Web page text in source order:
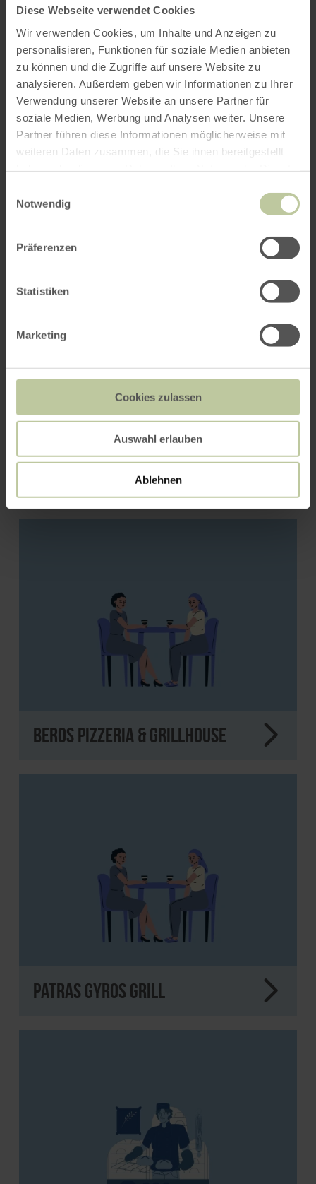
Diese Webseite verwendet Cookies
Wir verwenden Cookies, um Inhalte und Anzeigen zu
personalisieren, Funktionen für soziale Medien anbieten
zu können und die Zugriffe auf unsere Website zu
analysieren. Außerdem geben wir Informationen zu Ihrer
Verwendung unserer Website an unsere Partner für
soziale Medien, Werbung und Analysen weiter. Unsere
Partner führen diese Informationen möglicherweise mit
weiteren Daten zusammen, die Sie ihnen bereitgestellt
Notwendig
Präferenzen
Statistiken
Marketing
Cookies zulassen
Auswahl erlauben
Ablehnen
ROUTE PLANEN
Das könnte Sie auch
Französische Bäckerei
Beros Pizzeria & Grillhouse
Patras Gyros Grill